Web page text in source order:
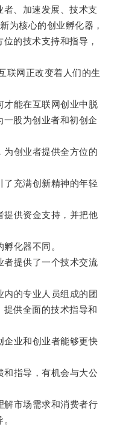
、加速发展、技术支
为核心的创业孵化器，
的技术支持和指导，
网正改变着人们的生
能在互联网创业中脱
股为创业者和初创企
创业者提供全方位的
充满创新精神的年轻
供资金支持，并把他
化器不同。
提供了一个技术交流
的专业人员组成的团
供全面的技术指导和
业和创业者能够更快
指导，有机会与大公
市场需求和消费者行